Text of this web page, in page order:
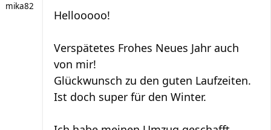
mika82
Hellooooo!
Verspätetes Frohes Neues Jahr auch
von mir!
Glückwunsch zu den guten Laufzeiten.
Ist doch super für den Winter.